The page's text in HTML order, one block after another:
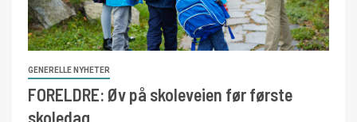
GENERELLE NYHETER
FORELDRE: Øv på skoleveien før første
skoledag